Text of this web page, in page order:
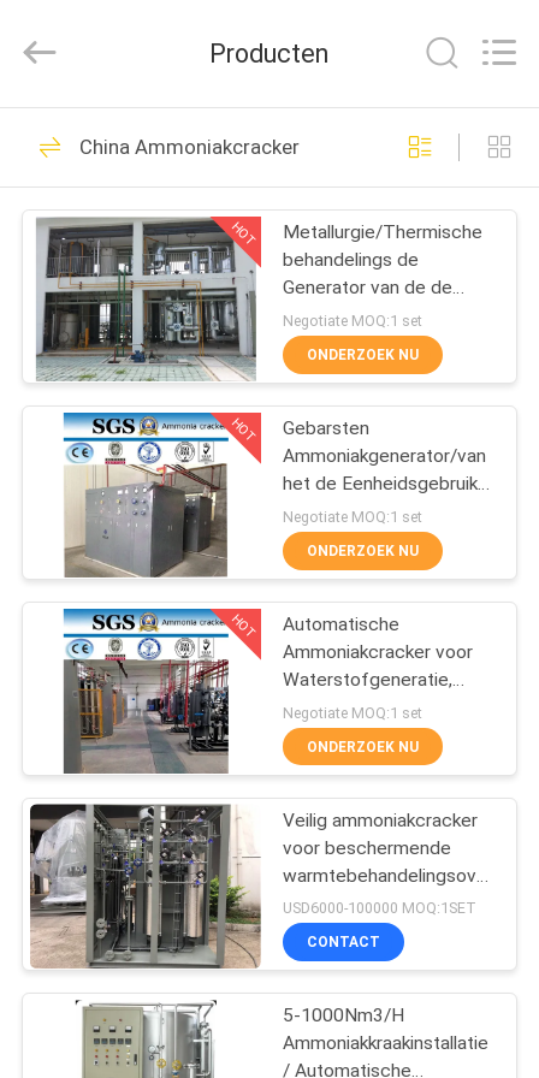
THUIS
PRODUCTEN
OVER
ONS
FABRIEKSTOCHT
KWALITEITSCONTROLE
NEEM
CONTACT
MET
NIEUWS
GEVALLEN
VRAAG
EEN
OFFERTE
Technology
Co.,Ltd.
Reserved.
PSA
Stikstofgenerator
175
VSA
zuurstofgenerator
9
VPSA-
Zuurstofgenerator
PSA
zuurstofgenerator
44
Producten
China Ammoniakcracker
HOT
Metallurgie/Thermische
behandelings de
Generator van de de
Generatorwaterstof van
het Ammoniakgas
Negotiate MOQ:1 set
ONDERZOEK NU
HOT
Gebarsten
Ammoniakgenerator/van
het de Eenheidsgebruik
van de Ammoniakcracker
het Nikkelkatalysator
Negotiate MOQ:1 set
ONDERZOEK NU
HOT
Automatische
Ammoniakcracker voor
Waterstofgeneratie,
Capaciteit 5-1000Nm3/H
Negotiate MOQ:1 set
ONDERZOEK NU
Veilig ammoniakcracker
voor beschermende
warmtebehandelingsovens
in de atmosfeer
USD6000-100000 MOQ:1SET
CONTACT
5-1000Nm3/H
Ammoniakkraakinstallatie
/ Automatische